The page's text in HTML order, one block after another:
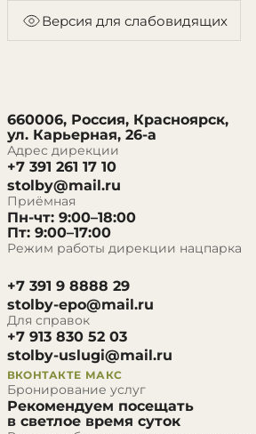
Версия для слабовидящих
660006, Россия, Красноярск,
ул. Карьерная, 26-а
Адрес дирекции
+7 391 261 17 10
stolby@mail.ru
Приёмная
Пн-чт: 9:00–18:00
Пт: 9:00–17:00
Режим работы дирекции нацпарка
+7 391 9 8888 29
stolby-epo@mail.ru
Для справок
+7 913 830 52 03
stolby-uslugi@mail.ru
ВКОНТАКТЕ МАКС
Бронирование услуг
Рекомендуем посещать
в светлое время суток